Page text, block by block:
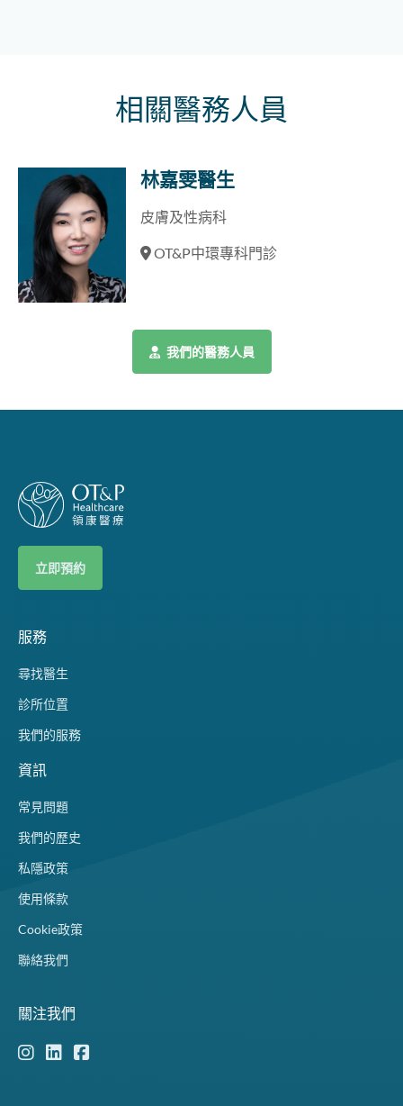
相關醫務人員
林嘉雯醫生
皮膚及性病科
OT&P中環專科門診
我們的醫務人員
立即預約
服務
尋找醫生
診所位置
我們的服務
資訊
常見問題
我們的歷史
私隱政策
使用條款
Cookie政策
聯絡我們
關注我們